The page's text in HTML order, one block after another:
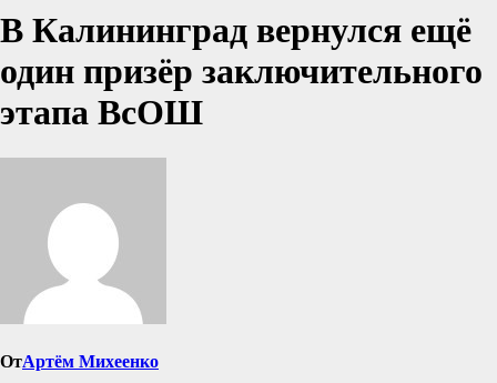
В Калининград вернулся ещё
один призёр заключительного
этапа ВсОШ
ОтАртём Михеенко